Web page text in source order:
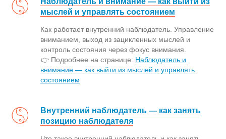
мыслей и управлять состоянием
Как работает внутренний наблюдатель. Управление
вниманием, выход из зацикленных мыслей и
контроль состояния через фокус внимания.
👉 Подробнее на странице: Наблюдатель и
внимание — как выйти из мыслей и управлять
состоянием
Внутренний наблюдатель — как занять
позицию наблюдателя